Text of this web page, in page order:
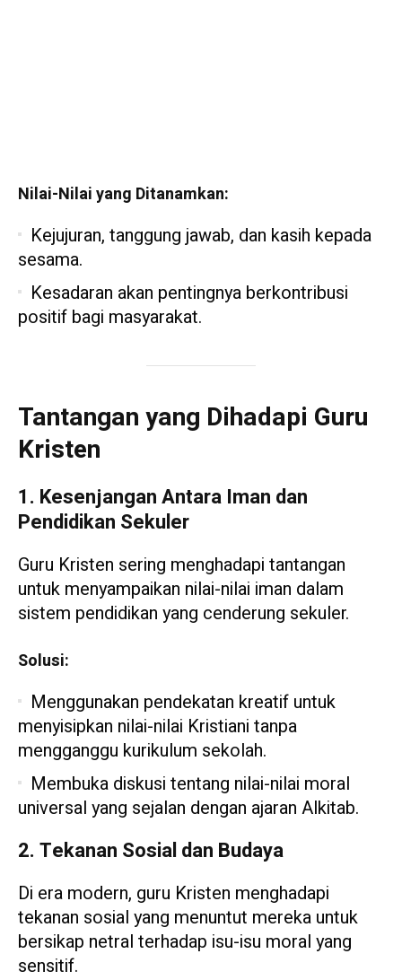
Nilai-Nilai yang Ditanamkan:
Kejujuran, tanggung jawab, dan kasih kepada
sesama.
Kesadaran akan pentingnya berkontribusi
positif bagi masyarakat.
Tantangan yang Dihadapi Guru
Kristen
1. Kesenjangan Antara Iman dan
Pendidikan Sekuler
Guru Kristen sering menghadapi tantangan
untuk menyampaikan nilai-nilai iman dalam
sistem pendidikan yang cenderung sekuler.
Solusi:
Menggunakan pendekatan kreatif untuk
menyisipkan nilai-nilai Kristiani tanpa
mengganggu kurikulum sekolah.
Membuka diskusi tentang nilai-nilai moral
universal yang sejalan dengan ajaran Alkitab.
2. Tekanan Sosial dan Budaya
Di era modern, guru Kristen menghadapi
tekanan sosial yang menuntut mereka untuk
bersikap netral terhadap isu-isu moral yang
sensitif.